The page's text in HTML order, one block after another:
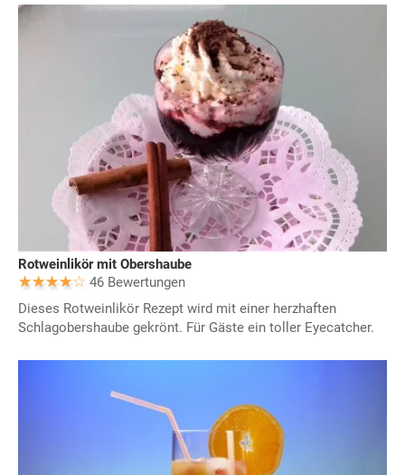
Rotweinlikör mit Obershaube
46 Bewertungen
Dieses Rotweinlikör Rezept wird mit einer herzhaften
Schlagobershaube gekrönt. Für Gäste ein toller Eyecatcher.